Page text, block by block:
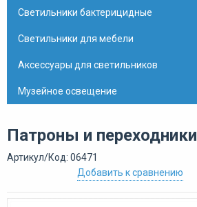
Светильники бактерицидные
Светильники для мебели
Аксессуары для светильников
Музейное освещение
Патроны и переходники
Артикул/Код: 06471
Добавить к сравнению